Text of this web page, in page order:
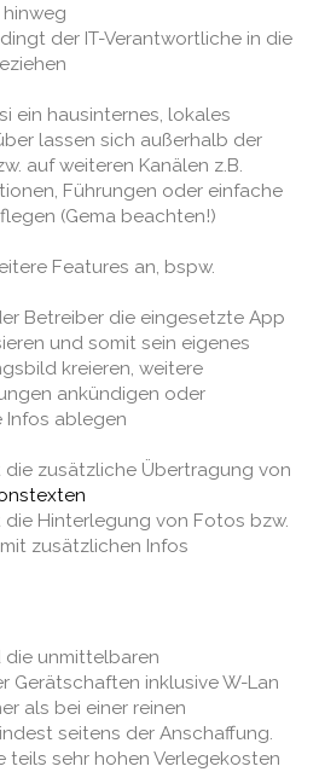
der IT-Verantwortliche in die
ein hausinternes, lokales
lassen sich außerhalb der
auf weiteren Kanälen z.B.
Führungen oder einfache
(Gema beachten!)
Features an, bspw.
Betreiber die eingesetzte App
und somit sein eigenes
kreieren, weitere
ankündigen oder
Infos ablegen
zusätzliche Übertragung von
Hinterlegung von Fotos bzw.
zusätzlichen Infos
die unmittelbaren
Gerätschaften inklusive W-Lan
als bei einer reinen
seitens der Anschaffung.
teils sehr hohen Verlegekosten